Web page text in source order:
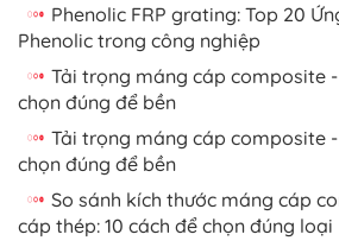
Phenolic FRP grating: Top 20
Phenolic trong công nghiệp
Tải trọng máng cáp composite
chọn đúng để bền
Tải trọng máng cáp composite
chọn đúng để bền
So sánh kích thước máng cáp
cáp thép: 10 cách để chọn đúng loại